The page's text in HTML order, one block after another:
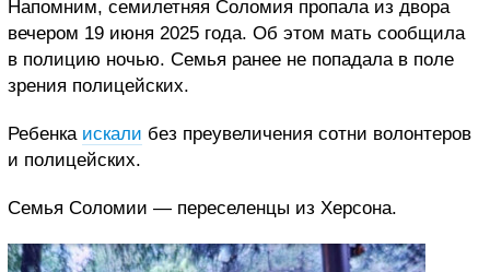
Напомним, семилетняя Соломия пропала из двора
вечером 19 июня 2025 года. Об этом мать сообщила
в полицию ночью. Семья ранее не попадала в поле
зрения полицейских.
Ребенка искали без преувеличения сотни волонтеров
и полицейских.
Семья Соломии — переселенцы из Херсона.